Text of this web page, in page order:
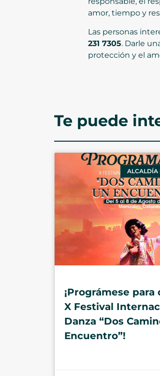
amor, tiempo y
Las personas
231 7305. Darle
protección y el
Te puede
ALCALDÍA
¡Prográmese
X Festival
Danza “Dos
Encuentro”!